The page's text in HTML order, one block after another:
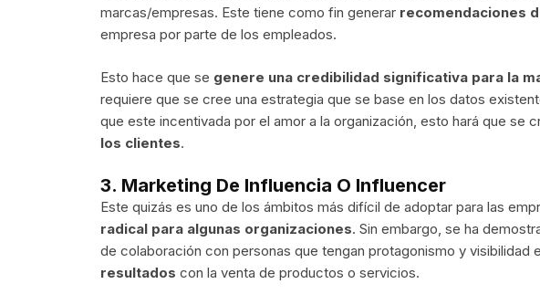
marcas/empresas. Este tiene como fin generar recomendaciones
empresa por parte de los empleados.
Esto hace que se genere una credibilidad significativa para la
requiere que se cree una estrategia que se base en los datos
que este incentivada por el amor a la organización, esto hará que se
los clientes.
3. Marketing De Influencia O Influencer
Este quizás es uno de los ámbitos más difícil de adoptar para las
radical para algunas organizaciones. Sin embargo, se ha
de colaboración con personas que tengan protagonismo y visibilidad
resultados con la venta de productos o servicios.